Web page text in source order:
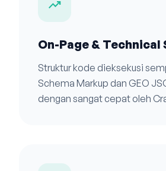
trending_up
On-Page & Technical
Struktur kode dieksekusi
Schema Markup dan GEO
dengan sangat cepat oleh